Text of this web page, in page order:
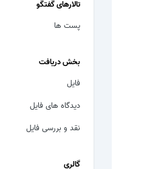
تالارهای گفتگو
پست ها
بخش دریافت
فایل
دیدگاه های فایل
نقد و بررسی فایل
گالری